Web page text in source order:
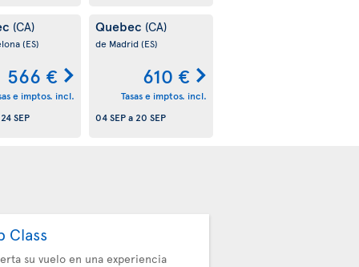
(CA)
(ES)
566 €
e imptos. incl.
24 SEP
Quebec (CA)
de Madrid(ES)
610 €
Tasas e imptos. incl.
04 SEPa20 SEP
Class
su vuelo en una experiencia